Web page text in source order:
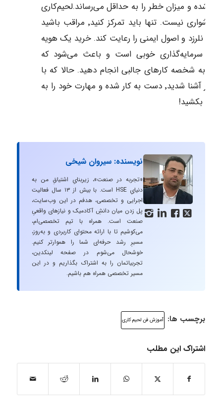
شده و میزان خطر را به حداقل می‌رساند.لحیم‌کاری
عمل دشواری نیست. تنها باید تمرکز کنید٬ مراقب باشید
نلرزد و اصول ایمنی را رعایت کند. خرید یک هویه
سرمایه‌گذاری خوبی است و باعث می‌شود که
به شخصه کارهای جالبی انجام دهید. حالا که با
روند کار آشنا شدید٬ دست به کار شده و مهارت خود را به
بکشید!
   
نویسنده: سیروان شیخی
«تجربه در صنعت»، زیربنایِ اشتیاقِ من به
دنیایِ HSE است. با بیش از ۱۳ سال فعالیت
اجرایی و تخصصی، هدفم در این وب‌سایت،
پل زدن میان دانشِ آکادمیک و نیازهای واقعیِ
صنعت است. همراه با تیم تخصصی‌ام،
می‌کوشیم تا با ارائه محتوای کاربردی و به‌روز،
مسیرِ رشد حرفه‌ای شما را هموارتر کنیم.
خوشحال می‌شوم در صفحه لینکدین،
تجربیاتمان را به اشتراک بگذاریم و در این
مسیر تخصصی همراه هم باشیم.
برچسب ها: آموزش فن لحیم‌ کاری
اشتراک این مطلب